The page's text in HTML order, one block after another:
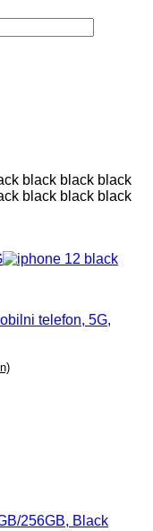
black black black
black black black
telefon, 5G,
256GB, Black